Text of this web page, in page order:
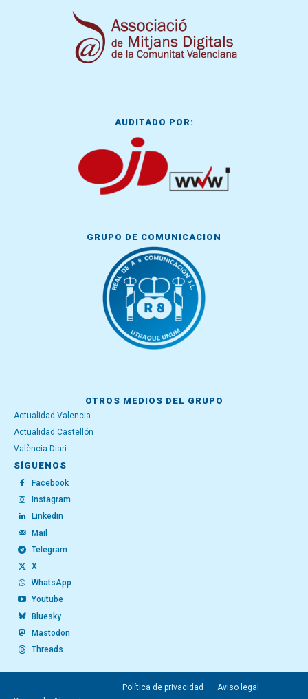
AUDITADO POR:
GRUPO DE COMUNICACIÓN
OTROS MEDIOS DEL GRUPO
Actualidad Valencia
Actualidad Castellón
València Diari
SÍGUENOS
Facebook
Instagram
Linkedin
Mail
Telegram
X
WhatsApp
Youtube
Bluesky
Mastodon
Threads
Política de privacidad Aviso legal